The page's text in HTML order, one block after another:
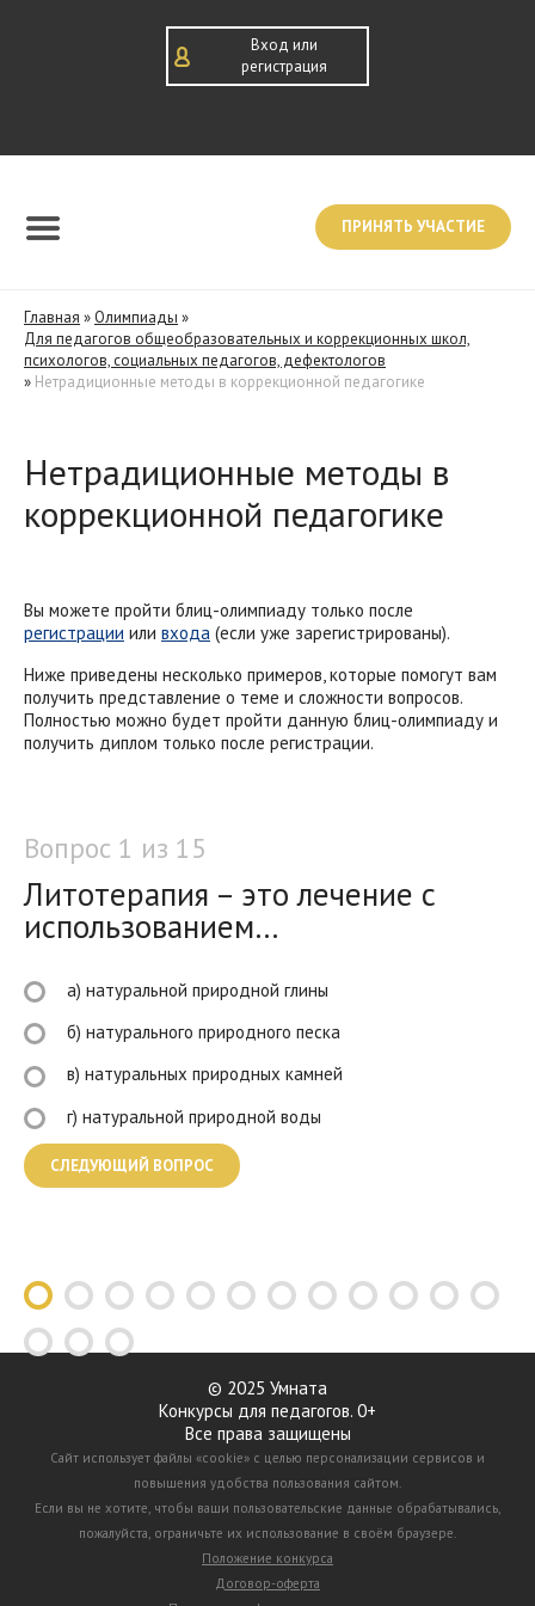
Вход или
регистрация
ПРИНЯТЬ УЧАСТИЕ
Главная » Олимпиады »
Для педагогов общеобразовательных и коррекционных школ,
психологов, социальных педагогов, дефектологов
» Нетрадиционные методы в коррекционной педагогике
Нетрадиционные методы в
коррекционной педагогике
Вы можете пройти блиц-олимпиаду только после
регистрации или входа (если уже зарегистрированы).
Ниже приведены несколько примеров, которые помогут вам
получить представление о теме и сложности вопросов.
Полностью можно будет пройти данную блиц-олимпиаду и
получить диплом только после регистрации.
Вопрос 1 из 15
Литотерапия – это лечение с
использованием…
а) натуральной природной глины
б) натурального природного песка
в) натуральных природных камней
г) натуральной природной воды
© 2025 Умната
Конкурсы для педагогов. 0+
Все права защищены
Сайт использует файлы «cookie» с целью персонализации сервисов и
повышения удобства пользования сайтом.
Если вы не хотите, чтобы ваши пользовательские данные обрабатывались,
пожалуйста, ограничьте их использование в своём браузере.
Положение конкурса
Договор-оферта